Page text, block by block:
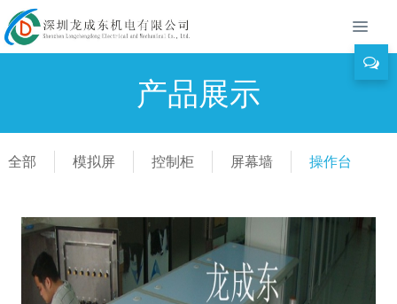
产品展示
全部 模拟屏 控制柜 屏幕墙 操作台